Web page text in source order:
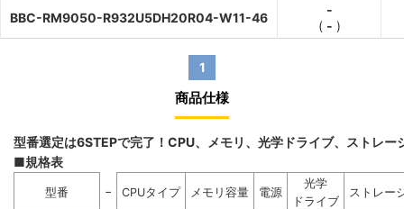
BBC-RM9050-R932U5DH20R04-W11-46
-
( - )
1
商品仕様
型番選定は6STEPで完了！CPU、メモリ、光学ドライブ、ストレ
■規格表
型番 − CPUタイプ メモリ容量 電源
光学
ドライブ
ストレー